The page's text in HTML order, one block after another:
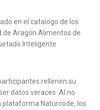
en el catalogo de los
de Aragón Alimentos de
Inteligente
rellenen su
datos veraces. Al no
plataforma Naturcode, los